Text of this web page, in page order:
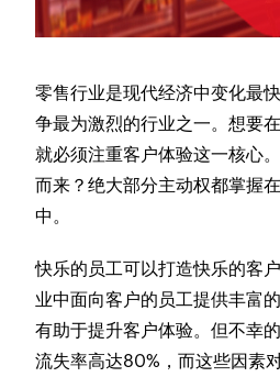
零售行业是现代经济中变化最
争最为激烈的行业之一。想要
就必须注重客户体验这一核心
而来？绝大部分主动权都掌握
中。
快乐的员工可以打造快乐的客
业中面向客户的员工提供丰富
有助于提升客户体验。但不幸
流失率高达80%，而这些因素